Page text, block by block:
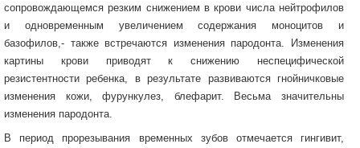
сопровождающемся резким снижением в крови числа нейтрофилов
и одновременным увеличением содержания моноцитов и
базофилов,- также встречаются изменения пародонта. Изменения
картины крови приводят к снижению неспецифической
резистентности ребенка, в результате развиваются гнойничковые
изменения кожи, фурункулез, блефарит. Весьма значительны
изменения пародонта.
В период прорезывания временных зубов отмечается гингивит,